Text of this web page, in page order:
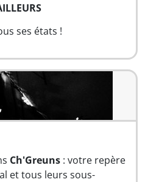
ses états !
Ch'Greuns : votre repère
et tous leurs sous-